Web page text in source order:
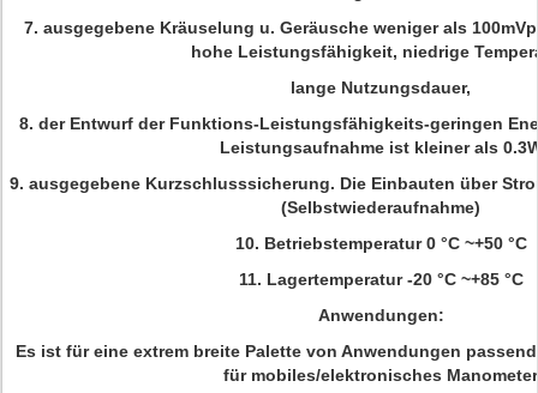
7. ausgegebene Kräuselung u. Geräusche weniger als
hohe Leistungsfähigkeit, niedrige
lange Nutzungsdauer,
8. der Entwurf der Funktions-Leistungsfähigkeits-geringen
Leistungsaufnahme ist kleiner als
9. ausgegebene Kurzschlusssicherung. Die Einbauten über
(Selbstwiederaufnahme)
10. Betriebstemperatur 0 °C ~+50 °C
11. Lagertemperatur -20 °C ~+85 °C
Anwendungen:
Es ist für eine extrem breite Palette von Anwendungen
für mobiles/elektronisches Manometer